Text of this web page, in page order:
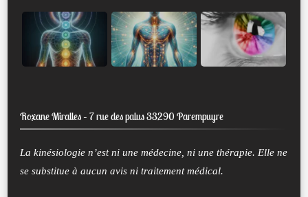
Roxane Miralles – 7 rue des palus 33290 Parempuyre
La kinésiologie n’est ni une médecine, ni une thérapie. Elle ne
se substitue à aucun avis ni traitement médical.